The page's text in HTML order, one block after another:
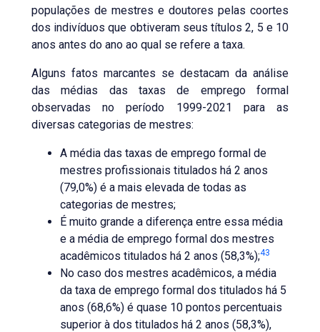
populações de mestres e doutores pelas coortes
dos indivíduos que obtiveram seus títulos 2, 5 e 10
anos antes do ano ao qual se refere a taxa.
Alguns fatos marcantes se destacam da análise
das médias das taxas de emprego formal
observadas no período 1999-2021 para as
diversas categorias de mestres:
A média das taxas de emprego formal de
mestres profissionais titulados há 2 anos
(79,0%) é a mais elevada de todas as
categorias de mestres;
É muito grande a diferença entre essa média
e a média de emprego formal dos mestres
acadêmicos titulados há 2 anos (58,3%);43
No caso dos mestres acadêmicos, a média
da taxa de emprego formal dos titulados há 5
anos (68,6%) é quase 10 pontos percentuais
superior à dos titulados há 2 anos (58,3%),